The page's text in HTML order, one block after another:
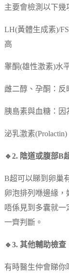
主要會檢測以下幾
LH(黃體生成素)/
高
睾酮(雄性激素)水
雌二醇、孕酮：反
胰島素與血糖：因
泌乳激素
🔹2. 陰道或腹部B
B超可以睇到卵巢
卵泡排列喺邊緣
唔係見到多囊就一
一齊判斷。
🔹3. 其他輔助檢查
有時醫生仲會睇你